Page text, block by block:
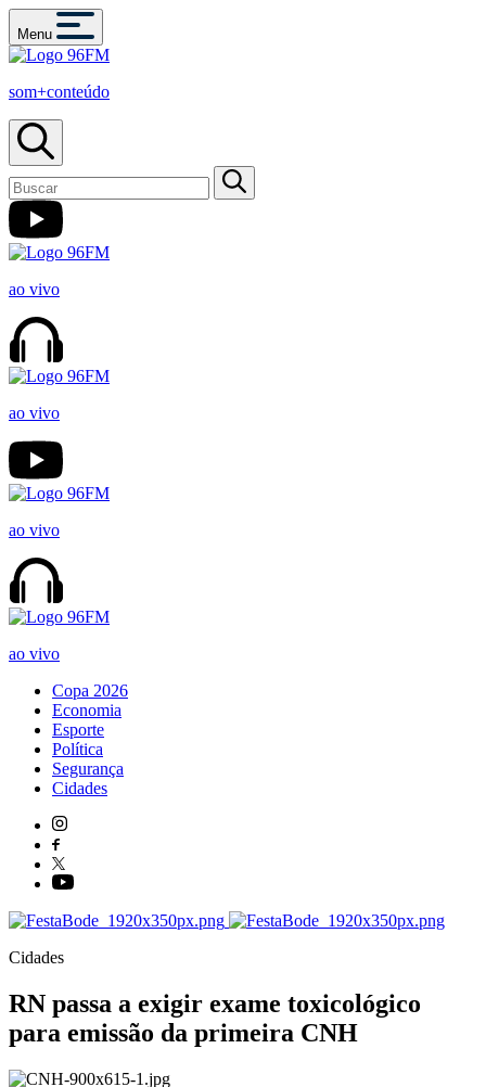
Menu
som+conteúdo
ao vivo
ao vivo
ao vivo
ao vivo
Copa 2026
Economia
Esporte
Política
Segurança
Cidades
Cidades
RN passa a exigir exame toxicológico
para emissão da primeira CNH